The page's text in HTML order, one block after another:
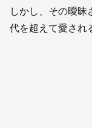
しかし、その曖昧
代を超えて愛され